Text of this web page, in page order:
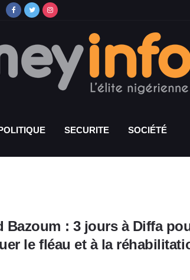
SECURITE SOCIÉTÉ
Bazoum : 3 jours à Diffa
le fléau et à la